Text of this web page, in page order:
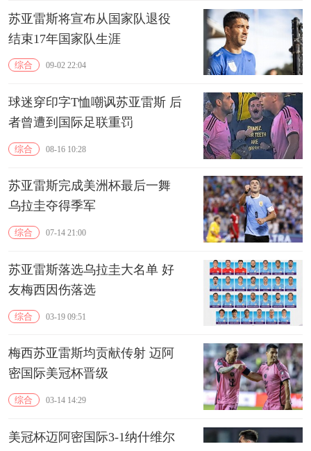
苏亚雷斯将宣布从国家队退役
结束17年国家队生涯
综合 09-02 22:04
球迷穿印字T恤嘲讽苏亚雷斯 后
者曾遭到国际足联重罚
综合 08-16 10:28
苏亚雷斯完成美洲杯最后一舞
乌拉圭夺得季军
综合 07-14 21:00
苏亚雷斯落选乌拉圭大名单 好
友梅西因伤落选
综合 03-19 09:51
梅西苏亚雷斯均贡献传射 迈阿
密国际美冠杯晋级
综合 03-14 14:29
美冠杯迈阿密国际3-1纳什维尔